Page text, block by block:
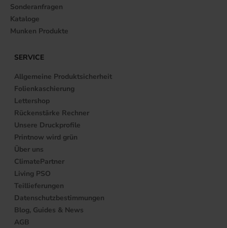
Sonderanfragen
Kataloge
Munken Produkte
SERVICE
Allgemeine Produktsicherheit
Folienkaschierung
Lettershop
Rückenstärke Rechner
Unsere Druckprofile
Printnow wird grün
Über uns
ClimatePartner
Living PSO
Teillieferungen
Datenschutzbestimmungen
Blog, Guides & News
AGB